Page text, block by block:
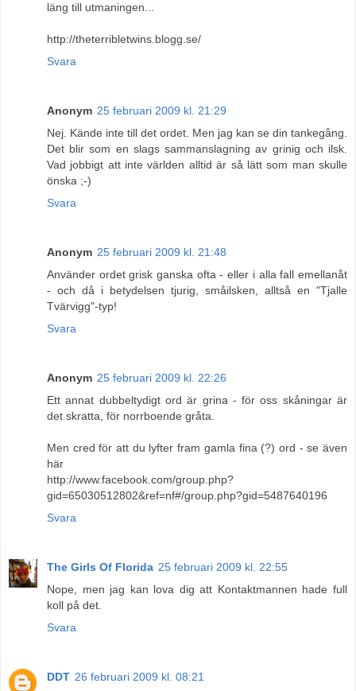
läng till utmaningen...
http://theterribletwins.blogg.se/
Svara
Anonym 25 februari 2009 kl. 21:29
Nej. Kände inte till det ordet. Men jag kan se din tankegång.
Det blir som en slags sammanslagning av grinig och ilsk.
Vad jobbigt att inte världen alltid är så lätt som man skulle
önska ;-)
Svara
Anonym 25 februari 2009 kl. 21:48
Använder ordet grisk ganska ofta - eller i alla fall emellanåt
- och då i betydelsen tjurig, småilsken, alltså en "Tjalle
Tvärvigg"-typ!
Svara
Anonym 25 februari 2009 kl. 22:26
Ett annat dubbeltydigt ord är grina - för oss skåningar är
det skratta, för norrboende gråta.
Men cred för att du lyfter fram gamla fina (?) ord - se även
här
http://www.facebook.com/group.php?
gid=65030512802&ref=nf#/group.php?gid=5487640196
Svara
The Girls Of Florida 25 februari 2009 kl. 22:55
Nope, men jag kan lova dig att Kontaktmannen hade full
koll på det.
Svara
DDT 26 februari 2009 kl. 08:21